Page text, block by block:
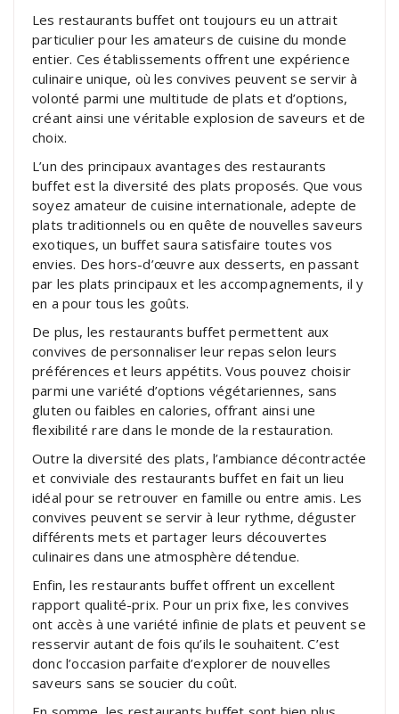
Les restaurants buffet ont toujours eu un attrait
particulier pour les amateurs de cuisine du monde
entier. Ces établissements offrent une expérience
culinaire unique, où les convives peuvent se servir à
volonté parmi une multitude de plats et d’options,
créant ainsi une véritable explosion de saveurs et de
choix.
L’un des principaux avantages des restaurants
buffet est la diversité des plats proposés. Que vous
soyez amateur de cuisine internationale, adepte de
plats traditionnels ou en quête de nouvelles saveurs
exotiques, un buffet saura satisfaire toutes vos
envies. Des hors-d’œuvre aux desserts, en passant
par les plats principaux et les accompagnements, il y
en a pour tous les goûts.
De plus, les restaurants buffet permettent aux
convives de personnaliser leur repas selon leurs
préférences et leurs appétits. Vous pouvez choisir
parmi une variété d’options végétariennes, sans
gluten ou faibles en calories, offrant ainsi une
flexibilité rare dans le monde de la restauration.
Outre la diversité des plats, l’ambiance décontractée
et conviviale des restaurants buffet en fait un lieu
idéal pour se retrouver en famille ou entre amis. Les
convives peuvent se servir à leur rythme, déguster
différents mets et partager leurs découvertes
culinaires dans une atmosphère détendue.
Enfin, les restaurants buffet offrent un excellent
rapport qualité-prix. Pour un prix fixe, les convives
ont accès à une variété infinie de plats et peuvent se
resservir autant de fois qu’ils le souhaitent. C’est
donc l’occasion parfaite d’explorer de nouvelles
saveurs sans se soucier du coût.